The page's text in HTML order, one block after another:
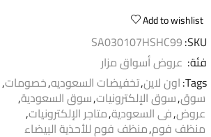
Add to wishlist
SKU:
SA030107HSHC99
فئة: عروض أسواق مزار
Tags: اون لاين,تخفيضات السعوديه,خصومات,
سوق,سوق الإلكترونيات,سوق السعودية,
عروض,فى السعودية,متاجر الإلكترونيات,
منظف فوم,منظف فوم للأحذية البيضاء